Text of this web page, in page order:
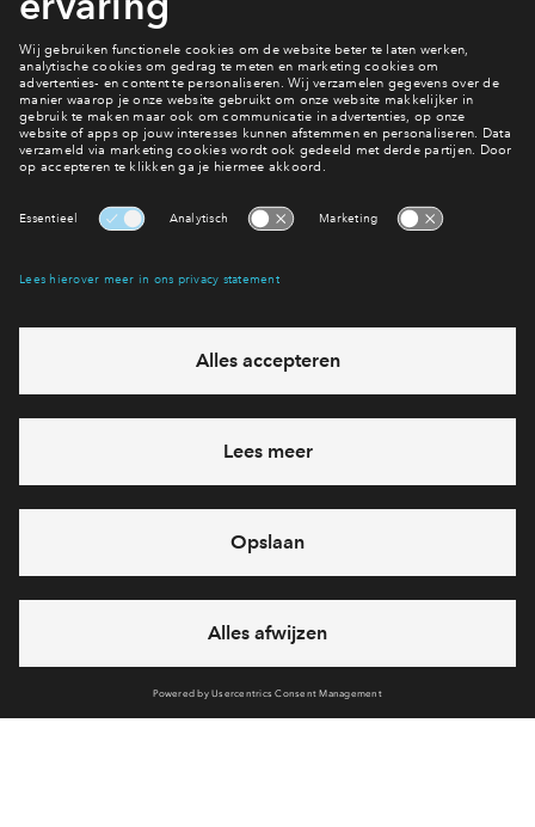
Ook wonen in De Pas?
Bekijk het aanbod
Interesse? Meld je dan snel aan
eventuele projecten
712 21 77
feestdagen)
vandaag van 09:00 - 18:00 uur
via chat en telefoon